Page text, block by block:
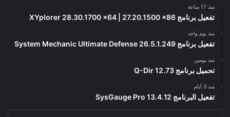
منذ 17 ساعة
تفعيل برنامج XYplorer 28.30.1700 x64 | 27.20.1500 x86
منذ يوم واحد
تفعيل برنامج System Mechanic Ultimate Defense 26.5.1.249
منذ يومين
تحميل برنامج Q-Dir 12.73
منذ 3 أيام
تفعيل البرنامج 13.4.12 SysGauge Pro